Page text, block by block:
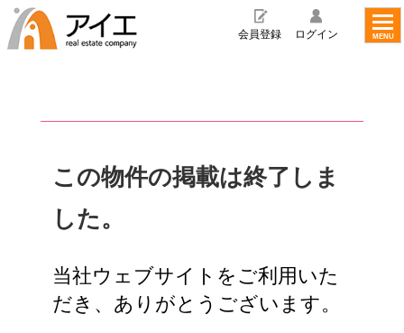
MENU
会員登録 ログイン
この物件の掲載は終了しま
した。
当社ウェブサイトをご利用いた
だき、ありがとうございます。